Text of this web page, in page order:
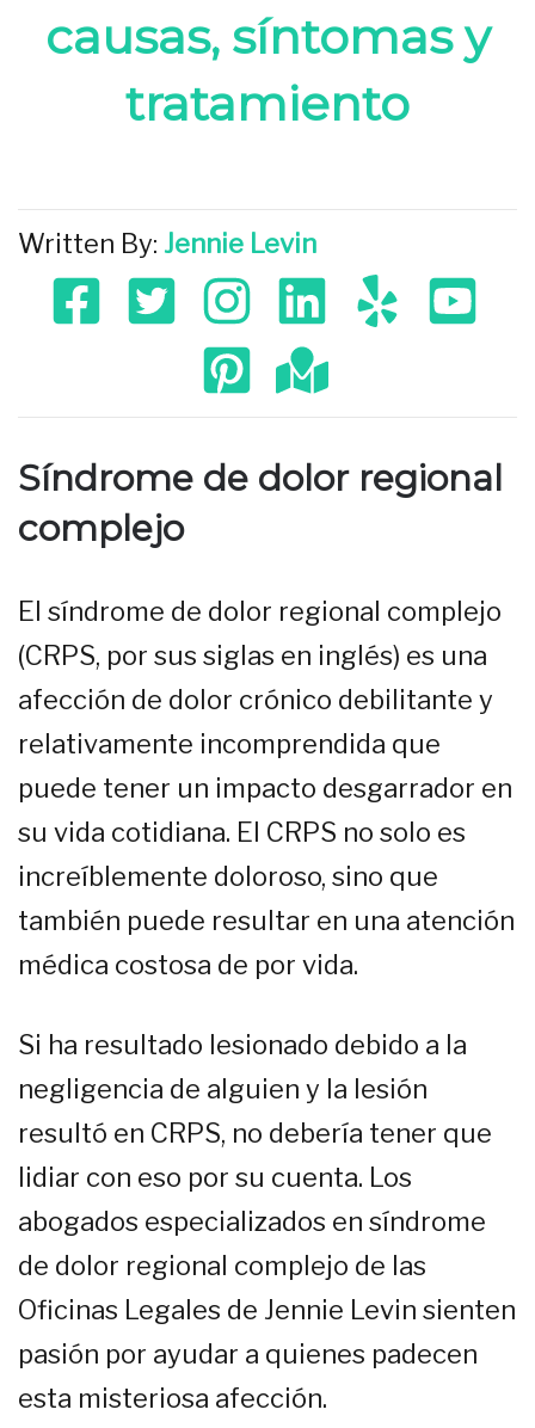
causas, síntomas y
tratamiento
Written By: Jennie Levin
Síndrome de dolor regional
complejo
El síndrome de dolor regional complejo
(CRPS, por sus siglas en inglés) es una
afección de dolor crónico debilitante y
relativamente incomprendida que
puede tener un impacto desgarrador en
su vida cotidiana. El CRPS no solo es
increíblemente doloroso, sino que
también puede resultar en una atención
médica costosa de por vida.
Si ha resultado lesionado debido a la
negligencia de alguien y la lesión
resultó en CRPS, no debería tener que
lidiar con eso por su cuenta. Los
abogados especializados en síndrome
de dolor regional complejo de las
Oficinas Legales de Jennie Levin sienten
pasión por ayudar a quienes padecen
esta misteriosa afección.